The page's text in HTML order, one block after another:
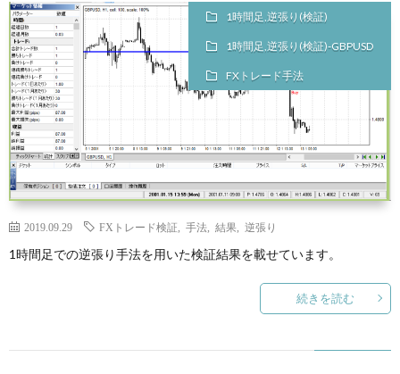
1時間足,逆張り(検証)
1時間足,逆張り(検証)-GBPUSD
FXトレード手法
2019.09.29 FXトレード検証 手法 結果 逆張り
1時間足での逆張り手法を用いた検証結果を載せています。
続きを読む